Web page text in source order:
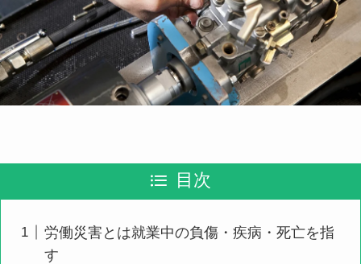
目次
労働災害とは就業中の負傷・疾病・死亡を指
す